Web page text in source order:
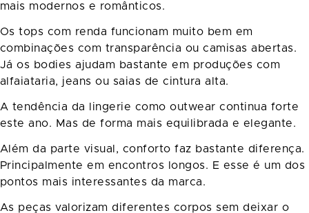
mais modernos e românticos.
Os tops com renda funcionam muito bem em
combinações com transparência ou camisas abertas.
Já os bodies ajudam bastante em produções com
alfaiataria, jeans ou saias de cintura alta.
A tendência da lingerie como outwear continua forte
este ano. Mas de forma mais equilibrada e elegante.
Além da parte visual, conforto faz bastante diferença.
Principalmente em encontros longos. E esse é um dos
pontos mais interessantes da marca.
As peças valorizam diferentes corpos sem deixar o